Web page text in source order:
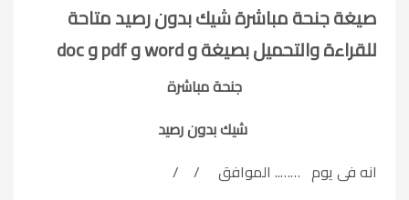
صيغة جنحة مباشرة شيك بدون رصيد متاحة
للقراءة والتحميل بصيغة و word و pdf و doc
جنحة مباشرة
شيك بدون رصيد
انه فى يوم …….. الموافق / /